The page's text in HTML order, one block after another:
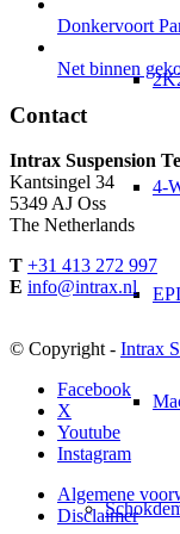
4-
Donkervoort
Net binnen
Contact
Intrax Suspension
Kantsingel 34
5349 AJ Oss
The Netherlands
T +31 413 272 997
E info@intrax.nl
© Copyright - Intrax
Facebook
X
Youtube
Instagram
Algemene
Disclaimer